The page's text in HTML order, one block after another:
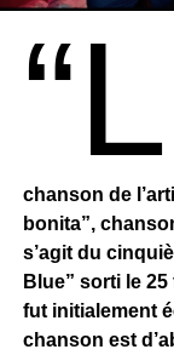
“L
chanson de
bonita”,
s’agit du
Blue” sorti le
fut initialement
chanson est